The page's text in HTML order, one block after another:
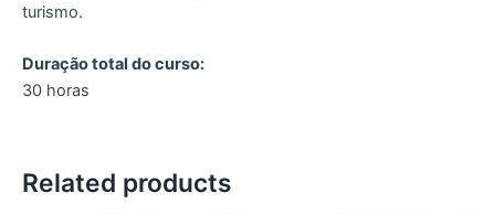
turismo.
Duração total do curso:
30 horas
Related products